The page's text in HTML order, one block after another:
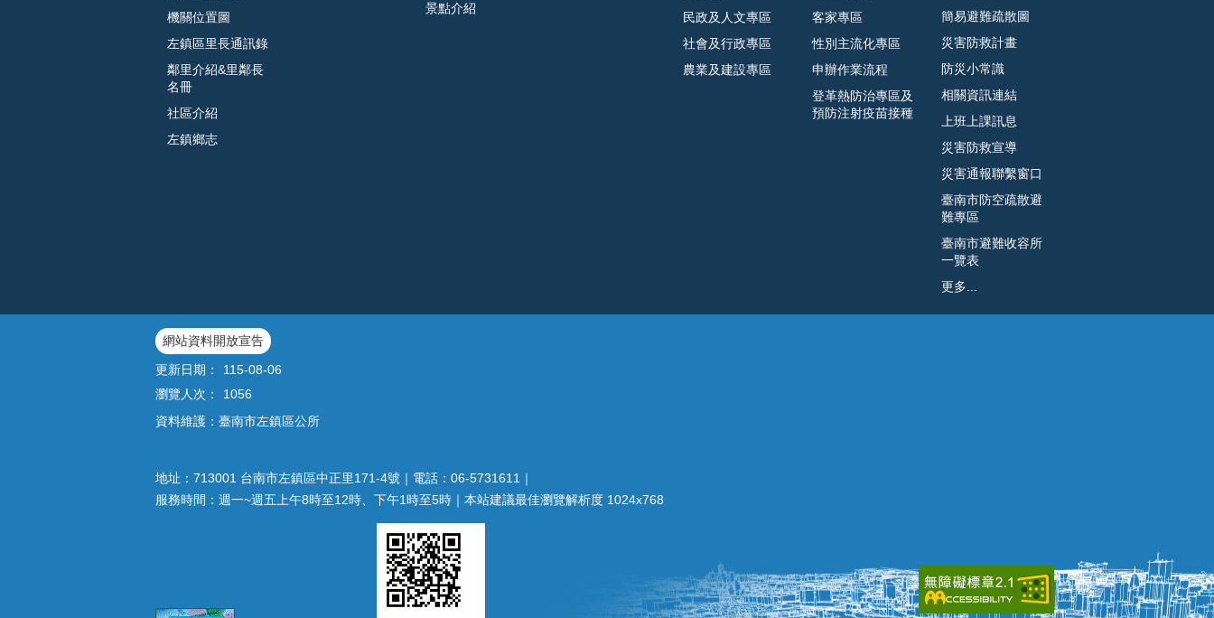
機關位置圖
左鎮區里長通訊錄
鄰里介紹&里鄰長
名冊
社區介紹
左鎮鄉志
景點介紹
民政及人文專區
社會及行政專區
農業及建設專區
客家專區
性別主流化專區
申辦作業流程
登革熱防治專區及
預防注射疫苗接種
簡易避難疏散圖
災害防救計畫
防災小常識
相關資訊連結
上班上課訊息
災害防救宣導
災害通報聯繫窗口
臺南市防空疏散避
難專區
臺南市避難收容所
一覽表
更多...
網站資料開放宣告
更新日期：
115-08-06
瀏覽人次：
1056
資料維護：臺南市左鎮區公所
地址：713001 台南市左鎮區中正里171-4號｜電話：06-5731611｜
服務時間：週一~週五上午8時至12時、下午1時至5時｜本站建議最佳瀏覽解析度 1024x768